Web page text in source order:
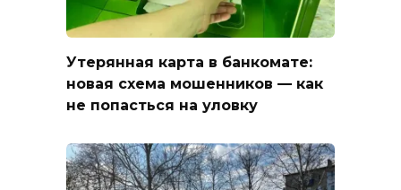
Утерянная карта в банкомате:
новая схема мошенников — как
не попасться на уловку